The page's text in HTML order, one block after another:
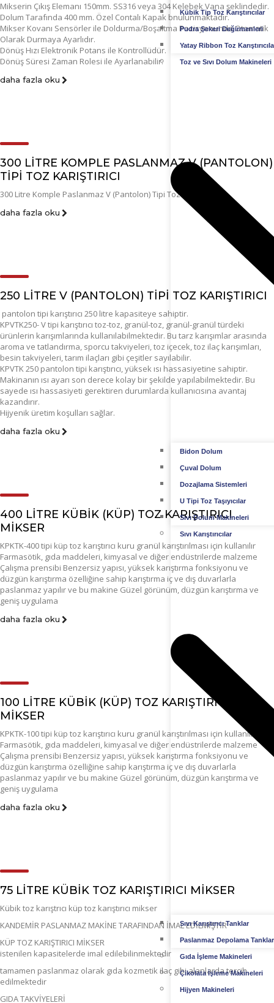
Kübik Tip Toz Karıştırıcılar
Pudra Şekeri Değirmenleri
Yatay Ribbon Toz
Toz ve Sıvı Dolum Makineleri
Bidon Dolum
Çuval Dolum
Dozajlama Sistemleri
U Tipi Toz Taşıyıcılar
Sıvı Dolum Makineleri
Sıvı Karıştırıcılar
Sıvı Karıştırıcı Tanklar
Paslanmaz Depolama
Gıda İşleme Makineleri
Çikolata İşleme Makineleri
Hijyen Makineleri
Mikserin Çıkış Elemanı 150mm. SS316 veya 304 Kelebek Vana şeklindedir.
Dolum Tarafında 400 mm. Özel Contalı Kapak bnulunmaktadır.
Mikser Kovanı Sensörler ile Doldurma/Boşaltma Pozisyonunda Otomatik
Olarak Durmaya Ayarlıdır.
Dönüş Hızı Elektronik Potans ile Kontrollüdür.
Dönüş Süresi Zaman Rolesi ile Ayarlanabilir.
daha fazla oku
300 LITRE KOMPLE PASLANMAZ V (PANTOLON)
TIPI TOZ KARIŞTIRICI
300 Litre Komple Paslanmaz V (Pantolon) Tipi Toz Karıştırıcı
daha fazla oku
250 LITRE V (PANTOLON) TIPI TOZ KARIŞTIRICI
pantolon tipi karıştırıcı 250 litre kapasiteye sahiptir.
KPVTK250- V tipi karıştırıcı toz-toz, granül-toz, granül-granül türdeki
ürünlerin karışımlarında kullanılabilmektedir. Bu tarz karışımlar arasında
aroma ve tatlandırma, sporcu takviyeleri, toz içecek, toz ilaç karışımları,
besin takviyeleri, tarım ilaçları gibi çeşitler sayılabilir.
KPVTK 250 pantolon tipi karıştırıcı, yüksek ısı hassasiyetine sahiptir.
Makinanın ısı ayarı son derece kolay bir şekilde yapılabilmektedir. Bu
sayede ısı hassasiyeti gerektiren durumlarda kullanıcısına avantaj
kazandırır.
Hijyenik üretim koşulları sağlar.
daha fazla oku
400 LİTRE KÜBİK (KÜP) TOZ KARIŞTIRICI
MİKSER
KPKTK-400 tipi küp toz karıştırıcı kuru granül karıştırılması için kullanılır
Farmasötik, gıda maddeleri, kimyasal ve diğer endüstrilerde malzeme
Çalışma prensibi Benzersiz yapısı, yüksek karıştırma fonksiyonu ve
düzgün karıştırma özelliğine sahip karıştırma iç ve dış duvarlarla
paslanmaz yapılır ve bu makine Güzel görünüm, düzgün karıştırma ve
geniş uygulama
daha fazla oku
100 LİTRE KÜBİK (KÜP) TOZ KARIŞTIRICI
MİKSER
KPKTK-100 tipi küp toz karıştırıcı kuru granül karıştırılması için kullanılır
Farmasötik, gıda maddeleri, kimyasal ve diğer endüstrilerde malzeme
Çalışma prensibi Benzersiz yapısı, yüksek karıştırma fonksiyonu ve
düzgün karıştırma özelliğine sahip karıştırma iç ve dış duvarlarla
paslanmaz yapılır ve bu makine Güzel görünüm, düzgün karıştırma ve
geniş uygulama
daha fazla oku
75 LİTRE KÜBİK TOZ KARIŞTIRICI MİKSER
Kübik toz karıştrıcı küp toz karıştırıcı mikser
KANDEMİR PASLANMAZ MAKİNE TARAFINDAN İMAL EDİLMİŞTİR
KÜP TOZ KARIŞTIRICI MİKSER
istenilen kapasitelerde imal edilebilinmektedir
tamamen paslanmaz olarak gıda kozmetik ilaç gibi alanlarda tercih
edilmektedir
GIDA TAKVİYELERİ